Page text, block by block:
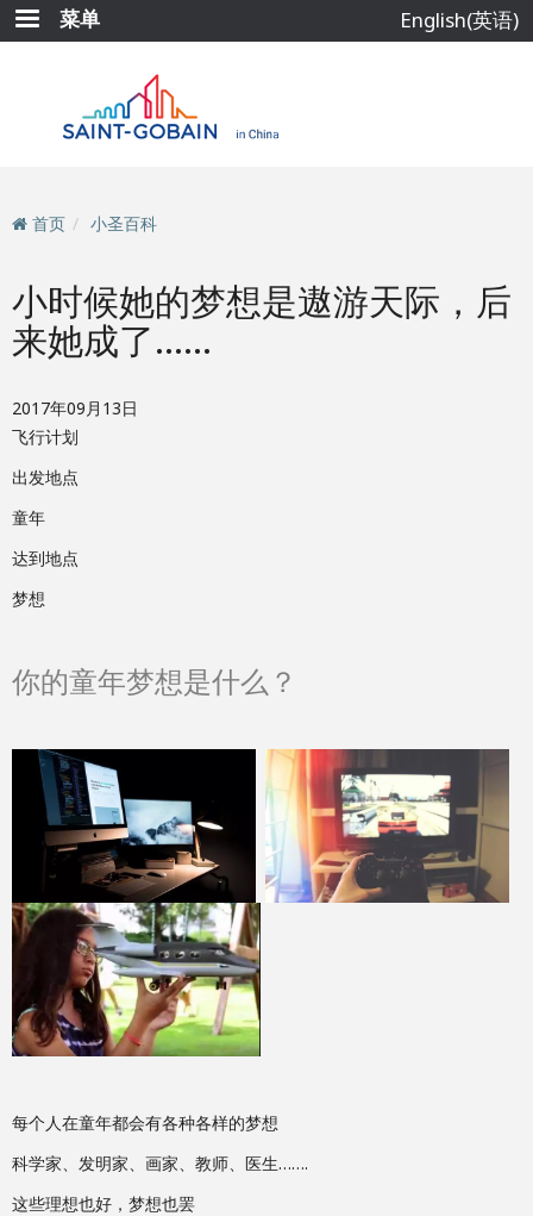
跳
转
菜单 English(英语)
首页 小圣百科
小时候她的梦想是遨游天际，后
来她成了……
2017年09月13日
飞行计划
出发地点
童年
达到地点
梦想
你的童年梦想是什么？
每个人在童年都会有各种各样的梦想
科学家、发明家、画家、教师、医生…….
这些理想也好，梦想也罢